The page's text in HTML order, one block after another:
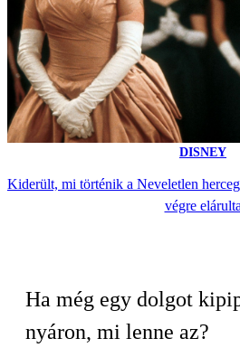
DISNEY
Kiderült, mi történik a Neveletlen
végre elárulta
Ha még egy dolgot
nyáron, mi lenne az?